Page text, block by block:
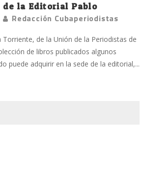
de la Editorial Pablo
Redacción Cubaperiodistas
Torriente, de la Unión de la Periodistas de
de libros publicados algunos
puede adquirir en la sede de la editorial,...